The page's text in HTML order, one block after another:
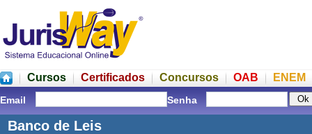
Cursos Certificados Concursos OAB ENEM
Email Senha
Banco de Leis